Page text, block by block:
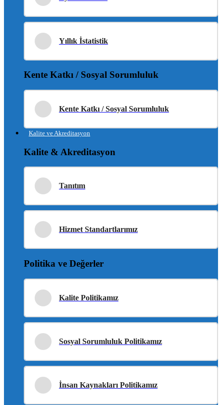
Yıllık İstatistik
Kente Katkı / Sosyal Sorumluluk
Kente Katkı / Sosyal Sorumluluk
Kalite ve Akreditasyon
Kalite & Akreditasyon
Tanıtım
Hizmet Standartlarımız
Politika ve Değerler
Kalite Politikamız
Sosyal Sorumluluk Politikamız
İnsan Kaynakları Politikamız